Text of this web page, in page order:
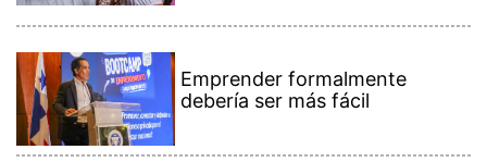
Emprender formalmente
debería ser más fácil